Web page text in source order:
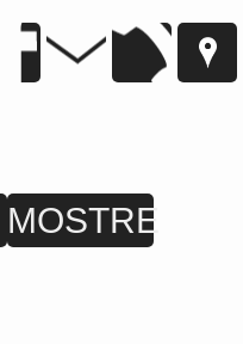
MOSTRE